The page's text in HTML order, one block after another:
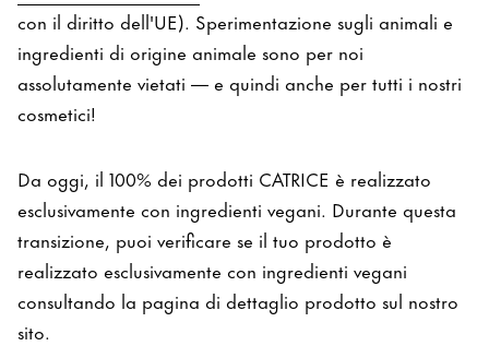
con il diritto dell'UE). Sperimentazione sugli animali e
ingredienti di origine animale sono per noi
assolutamente vietati — e quindi anche per tutti i nostri
cosmetici!
Da oggi, il 100% dei prodotti CATRICE è realizzato
esclusivamente con ingredienti vegani. Durante questa
transizione, puoi verificare se il tuo prodotto è
realizzato esclusivamente con ingredienti vegani
consultando la pagina di dettaglio prodotto sul nostro
sito.